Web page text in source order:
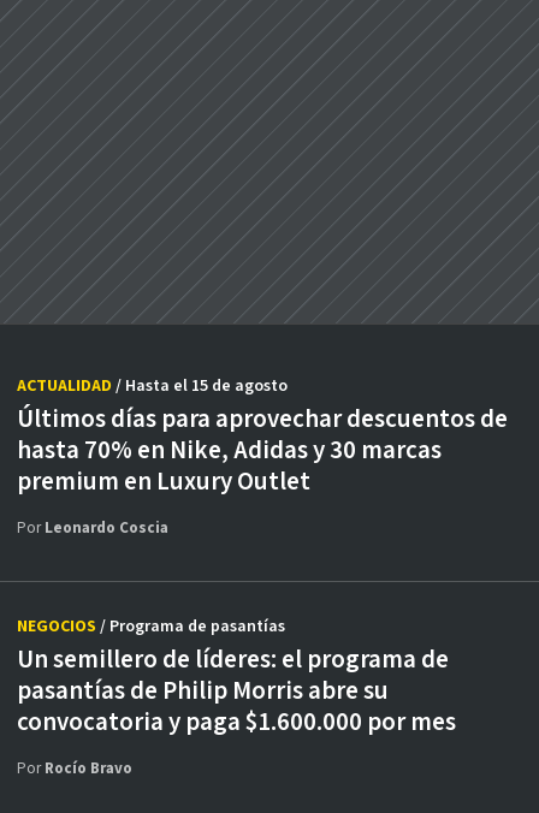
Últimos días para aprovechar descuentos de
hasta 70% en Nike, Adidas y 30 marcas
premium en Luxury Outlet
ACTUALIDAD / Hasta el 15 de agosto
PorLeonardo Coscia
Un semillero de líderes: el programa de
pasantías de Philip Morris abre su
convocatoria y paga $1.600.000 por mes
NEGOCIOS / Programa de pasantías
PorRocío Bravo